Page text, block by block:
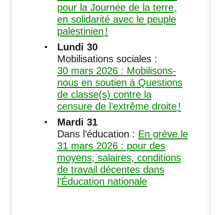
pour la Journée de la terre,
en solidarité avec le peuple
palestinien !
Lundi 30
Mobilisations sociales :
30 mars 2026 : Mobilisons-
nous en soutien à Questions
de classe(s) contre la
censure de l’extrême droite!
Mardi 31
Dans l’éducation : En grève le
31 mars 2026 : pour des
moyens, salaires, conditions
de travail décentes dans
l’Éducation nationale